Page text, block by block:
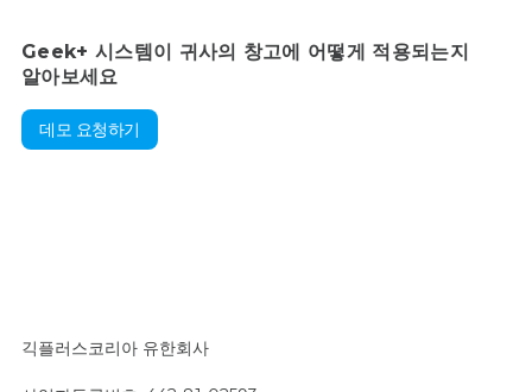
Geek+ 시스템이 귀사의 창고에 어떻게 적용되는지
알아보세요
데모 요청하기
긱플러스코리아 유한회사